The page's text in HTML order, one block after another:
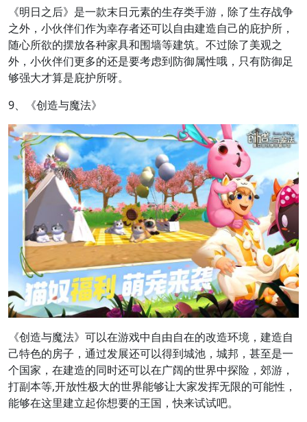
《明日之后》是一款末日元素的生存类手游，除了生存战争
之外，小伙伴们作为幸存者还可以自由建造自己的庇护所，
随心所欲的摆放各种家具和围墙等建筑。不过除了美观之
外，小伙伴们更多的还是要考虑到防御属性哦，只有防御足
够强大才算是庇护所呀。
9、《创造与魔法》
《创造与魔法》可以在游戏中自由自在的改造环境，建造自
己特色的房子，通过发展还可以得到城池，城邦，甚至是一
个国家，在建造的同时还可以在广阔的世界中探险，郊游，
打副本等,开放性极大的世界能够让大家发挥无限的可能性，
能够在这里建立起你想要的王国，快来试试吧。